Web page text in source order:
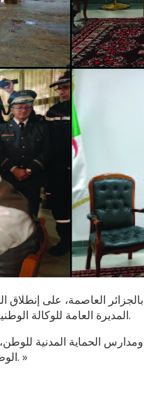
المديرة العامة للوكالة الوطنية للدم وإطارات سامية من المديرية العامة للحماية المدينة.
الحماية المدنية
الوطنية للدم عرفانا لتجندهم واهتمامهم في مجال التبرع بالدم. »